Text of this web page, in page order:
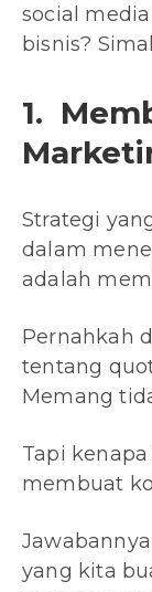
social
bisnis?
1.
Strategi
dalam
adalah
Pernahkah
tentang
Memang
Tapi
membuat
yang kita